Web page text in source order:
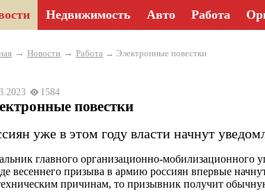
Недвижимость Авто Работа
→ Новости → Работа → Электронные повестки
1584
повестки
уже в этом году власти начнут
главного организационно-мобилизационного
весеннего призыва в армию россиян впервые
причинам, то призывник получит